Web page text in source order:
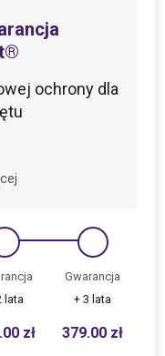
ochrony dla
lata
zł
Gwarancja
+ 3 lata
379.00 zł